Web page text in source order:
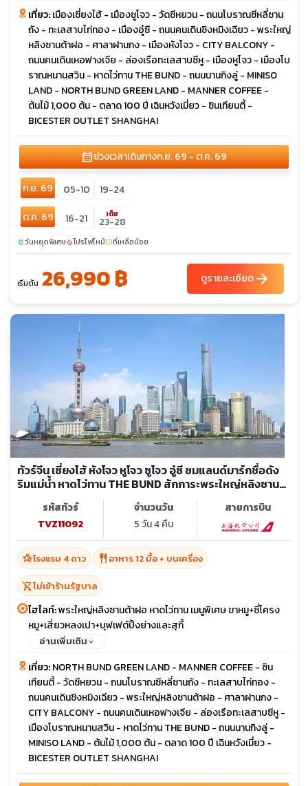
เที่ยว:เมืองเซี่ยงไฮ้ - เมืองซูโจว - วัดซีหยวน - ถนนโบราณซีหลี่ซาน
ถัง - ทะเลสาบไก่ทอง - เมืองอู๋ซี - ถนนคนเดินชิงหมิงเฉียว - พระใหญ่
หลิงซานต้าฝอ - ศาลาฝานกง - เมืองหังโจว - CITY BALCONY -
ถนนคนเดินเหอฟางเจีย - ล่องเรือทะเลสาบซีหู - เมืองหูโจว - เมืองโบ
ราณหนานสวิน - หาดไว่ทาน THE BUND - ถนนนานกิงลู่ - MINISO
LAND - NORTH BUND GREEN LAND - MANNER COFFEE -
ต้นไม้ 1,000 ต้น - ตลาด 100 ปี เฉินหวังเมี่ยว - ซินเทียนตี้ -
BICESTER OUTLET SHANGHAI
calendar_monthช่วงเวลาเดินทางก.ย. 69 - ต.ค. 69
ก.ย. 69 05-10
19-24
ต.ค. 69
16-21 เต็ม
23-28
sunnyวันหยุดพิเศษlocal_fire_departmentโปรไฟไหม้confirmation_numberที่เหลือน้อย
เริ่มต้น 26,990 ฿ ดูรายละเอียดarrow_forward
ทัวร์จีน เซี่ยงไฮ้ หังโจว หูโจว ซูโจว อู๋ซี ชมแลนด์มาร์กชื่อดัง
ริมแม่น้ำ หาดไว่ทาน THE BUND สักการะพระใหญ่หลิงซาน
รหัสทัวร์
TVZ11092
จำนวนวัน
5 วัน 4 คืน
สายการบิน
hotel_classโรงแรม 4 ดาว restaurant อาหาร 12 มื้อ + บนเครื่อง
shopping_cart_offไม่เข้าร้านรัฐบาล
ไฮไลท์:พระใหญ่หลิงซานต้าฝอ หาดไว่ทาน เมนูพิเศษ ขาหมู+ซี่โครง
หมู+เสี่ยวหลงเปา+บุฟเฟต์ปิ้งย่างและสุกี้
อ่านเพิ่มเติม
เที่ยว:NORTH BUND GREEN LAND - MANNER COFFEE - ซิน
เทียนตี้ - วัดซีหยวน - ถนนโบราณซีหลี่ซานถัง - ทะเลสาบไก่ทอง -
ถนนคนเดินชิงหมิงเฉียว - พระใหญ่หลิงซานต้าฝอ - ศาลาฝานกง -
CITY BALCONY - ถนนคนเดินเหอฟางเจีย - ล่องเรือทะเลสาบซีหู -
เมืองโบราณหนานสวิน - หาดไว่ทาน THE BUND - ถนนนานกิงลู่ -
MINISO LAND - ต้นไม้ 1,000 ต้น - ตลาด 100 ปี เฉินหวังเมี่ยว -
BICESTER OUTLET SHANGHAI